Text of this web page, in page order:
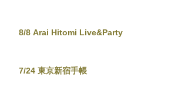
8/8 Arai Hitomi Live&Party
7/24 東京新宿手帳